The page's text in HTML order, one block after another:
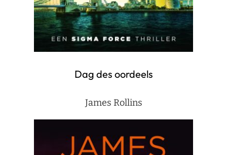
Dag des oordeels
James Rollins